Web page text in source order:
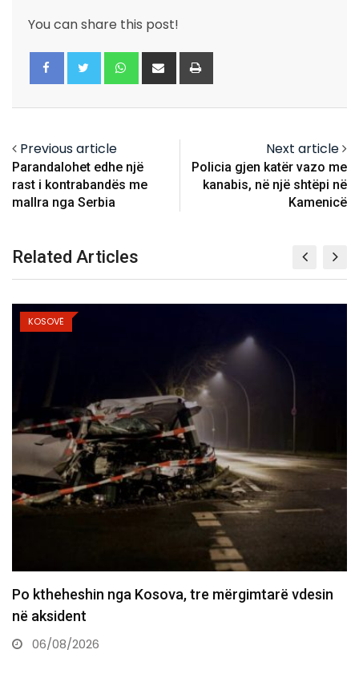
You can share this post!
Whatsapp
Share
via
Previous article
Parandalohet edhe një
rast i kontrabandës me
mallra nga Serbia
Next article
Policia gjen katër vazo me
kanabis, në një shtëpi në
Kamenicë
Related Articles
KOSOVË
Policia konfirmon ekstradimin e Dukagjin Nikollajt
nga Spanja, i dyshuar…
06/08/2026